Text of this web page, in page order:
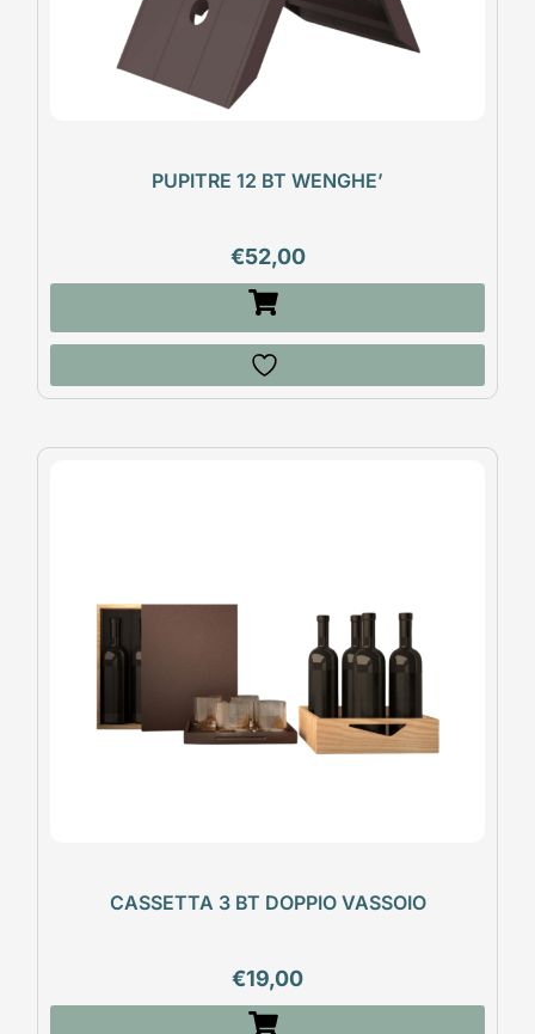
PUPITRE 12 BT WENGHE’
€52,00
CASSETTA 3 BT DOPPIO VASSOIO
€19,00